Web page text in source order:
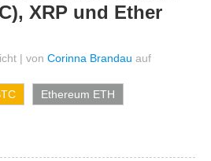
XRP und Ether
| von Corinna Brandau auf
Ethereum ETH